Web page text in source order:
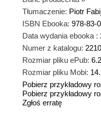
Tłumaczenie: Piotr
ISBN Ebooka: 978-83-
Data wydania ebooka :
Numer z katalogu:
Rozmiar pliku ePub:
Rozmiar pliku Mobi:
Pobierz przykładowy
Pobierz przykładowy
Zgłoś erratę